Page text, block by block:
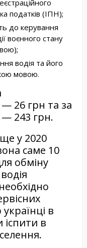
податків (ІПН);
до керування
воєнного стану
водія та його
мовою.
— 26 грн та за
— 243 грн.
у 2020
саме 10
обміну
в
іспити в